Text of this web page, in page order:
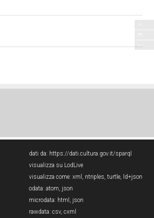
dati da: https://dati.cultura.gov.it/sparql
visualizza su LodLive
visualizza come: xml , ntriples, turtle, ld+json
odata: atom, json
microdata: html , json
rawdata: csv, cxml